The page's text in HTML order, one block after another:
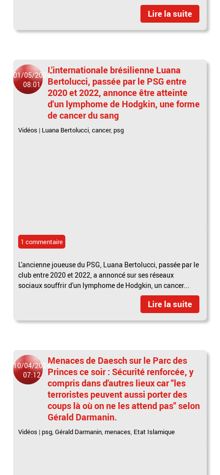
Lire la suite
01/05/2024
08:01
L'internationale brésilienne Luana
Bertolucci, passée par le PSG entre
2020 et 2022, annonce être atteinte
d'un lymphome de Hodgkin, une forme
de cancer du sang
Vidéos | Luana Bertolucci,cancer, psg
1 commentaire
L'ancienne joueuse du PSG, Luana Bertolucci, passée par le
club entre 2020 et 2022, a annoncé sur ses réseaux
sociaux souffrir d'un lymphome de Hodgkin, un cancer...
Lire la suite
10/04/2024
07:12
Menaces de Daesch sur le Parc des
Princes ce soir : Sécurité renforcée, y
compris dans d'autres lieux car "les
terroristes peuvent aussi porter des
coups là où on ne les attend pas" selon
Gérald Darmanin.
Vidéos | psg,Gérald Darmanin, menaces, Etat Islamique